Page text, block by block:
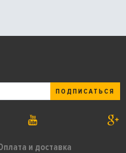
и доставка
ПОДПИСАТЬСЯ